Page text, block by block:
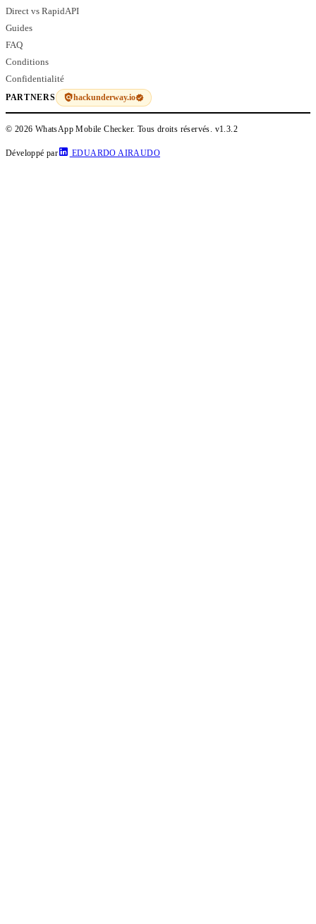
Direct vs RapidAPI
Guides
FAQ
Conditions
Confidentialité
PARTNERS hackunderway.io
© 2026 WhatsApp Mobile Checker. Tous droits réservés. v1.3.2
Développé par EDUARDO AIRAUDO